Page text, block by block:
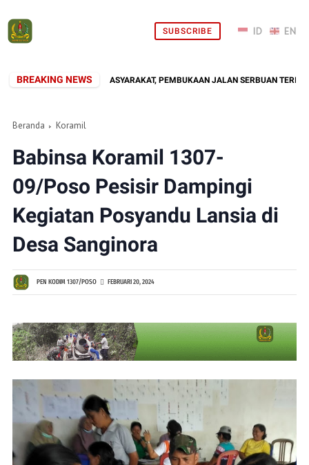
SUBSCRIBE
BREAKING NEWS
HADIR DI TENGAH MASYARAKAT, PEMBUKAAN JALAN SERBUAN
Beranda Koramil
Babinsa Koramil 1307-
09/Poso Pesisir Dampingi
Kegiatan Posyandu Lansia di
Desa Sanginora
PEN KODIM 1307/POSO FEBRUARI 20, 2024